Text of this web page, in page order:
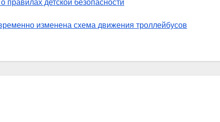
детской безопасности
изменена схема движения троллейбусов